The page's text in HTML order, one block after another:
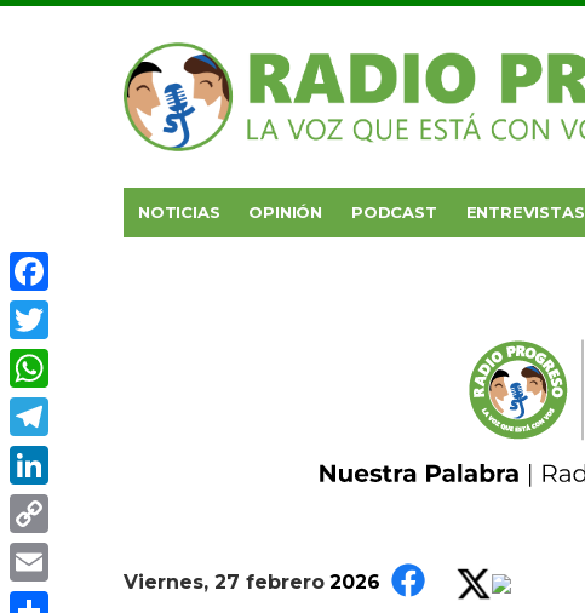
NOTICIAS OPINIÓN PODCAST ENTREVISTAS
Viernes, 27 febrero 2026
Facebook
Twitter
WhatsApp
Telegram
LinkedIn
Copy
Link
Email